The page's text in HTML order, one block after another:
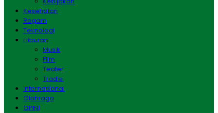
Kesehatan
Ragam
Teknologi
Hiburan
Musik
Film
Teater
Tradisi
Internasional
Olahraga
OPINI